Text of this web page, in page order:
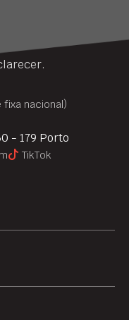
fixa nacional)
- 179 Porto
TikTok